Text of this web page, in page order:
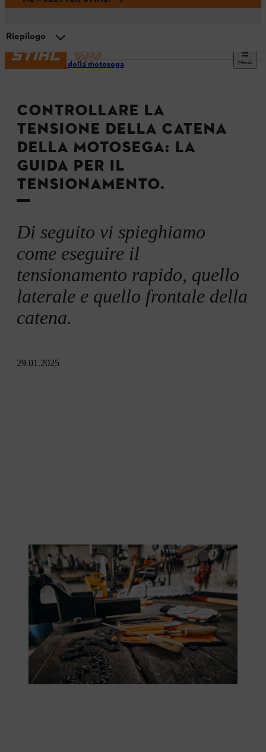
Menù
Utilizzo della motosega
CONTROLLARE LA
TENSIONE DELLA CATENA
DELLA MOTOSEGA: LA
GUIDA PER IL
TENSIONAMENTO.
Di seguito vi spieghiamo
come eseguire il
tensionamento rapido, quello
laterale e quello frontale della
catena.
29.01.2025
Riepilogo
Tensionamento rapido della catena
Video tutorial
Tensionamento laterale della catena
Tensionamento frontale della catena
Riepilogo